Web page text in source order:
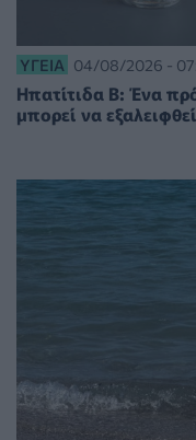
ΥΓΕΊΑ 04/08/2026 -
Ηπατίτιδα Β: Ένα
μπορεί να εξαλειφθεί